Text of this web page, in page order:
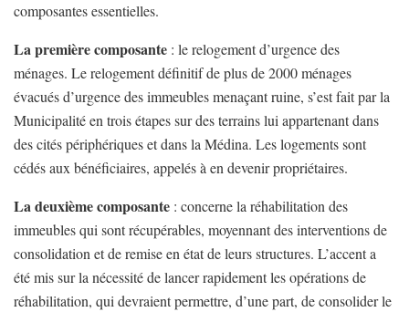
composantes essentielles.
La première composante : le relogement d’urgence des
ménages. Le relogement définitif de plus de 2000 ménages
évacués d’urgence des immeubles menaçant ruine, s’est fait par la
Municipalité en trois étapes sur des terrains lui appartenant dans
des cités périphériques et dans la Médina. Les logements sont
cédés aux bénéficiaires, appelés à en devenir propriétaires.
La deuxième composante : concerne la réhabilitation des
immeubles qui sont récupérables, moyennant des interventions de
consolidation et de remise en état de leurs structures. L’accent a
été mis sur la nécessité de lancer rapidement les opérations de
réhabilitation, qui devraient permettre, d’une part, de consolider le